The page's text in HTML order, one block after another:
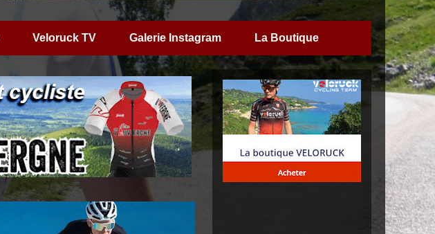
Veloruck TV Galerie Instagram La Boutique